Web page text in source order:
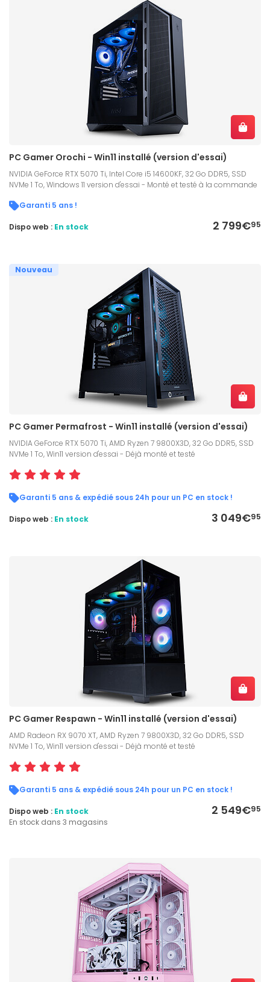
PC Gamer Orochi - Win11 installé (version d'essai)
NVIDIA GeForce RTX 5070 Ti, Intel Core i5 14600KF, 32 Go DDR5, SSD
NVMe 1 To, Windows 11 version d'essai - Monté et testé à la commande
Garanti 5 ans !
2 799€95
Dispo web : En stock
Nouveau
PC Gamer Permafrost - Win11 installé (version d'essai)
NVIDIA GeForce RTX 5070 Ti, AMD Ryzen 7 9800X3D, 32 Go DDR5, SSD
NVMe 1 To, Win11 version d'essai - Déjà monté et testé
Garanti 5 ans & expédié sous 24h pour un PC en stock !
3 049€95
Dispo web : En stock
PC Gamer Respawn - Win11 installé (version d'essai)
AMD Radeon RX 9070 XT, AMD Ryzen 7 9800X3D, 32 Go DDR5, SSD
NVMe 1 To, Win11 version d'essai - Déjà monté et testé
Garanti 5 ans & expédié sous 24h pour un PC en stock !
2 549€95
Dispo web : En stock
En stock dans 3 magasins